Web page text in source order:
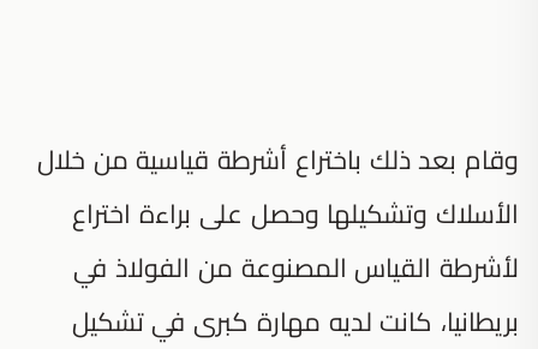
وقام بعد ذلك باختراع أشرطة قياسية من خلال
الأسلاك وتشكيلها وحصل على براءة اختراع
لأشرطة القياس المصنوعة من الفولاذ في
بريطانيا، كانت لديه مهارة كبرى في تشكيل